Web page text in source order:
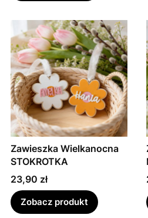
Zawieszka Wielkanocna
STOKROTKA
Cena
23,90 zł
Zobacz produkt